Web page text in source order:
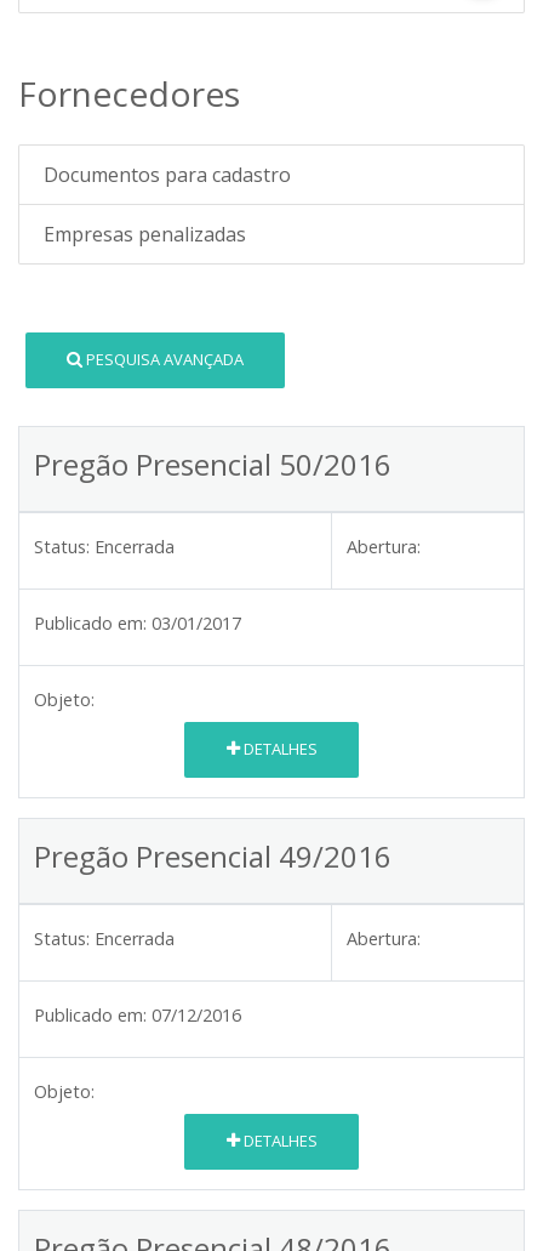
Fornecedores
Documentos para cadastro
Empresas penalizadas
PESQUISA AVANÇADA
Pregão Presencial 50/2016
Status: Encerrada Abertura:
Publicado em: 03/01/2017
Objeto:
DETALHES
Pregão Presencial 49/2016
Status: Encerrada Abertura:
Publicado em: 07/12/2016
Objeto:
DETALHES